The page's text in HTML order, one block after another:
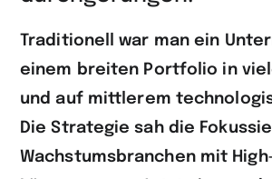
Traditionell war man ein
einem breiten Portfolio in
und auf mittlerem
Die Strategie sah die
Wachstumsbranchen mit